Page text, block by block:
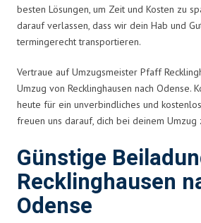
besten Lösungen, um Zeit und Kosten zu
darauf verlassen, dass wir dein Hab und
termingerecht transportieren.
Vertraue auf Umzugsmeister Pfaff
Umzug von Recklinghausen nach Odense.
heute für ein unverbindliches und
freuen uns darauf, dich bei deinem Umzug
Günstige
Recklinghausen
Odense